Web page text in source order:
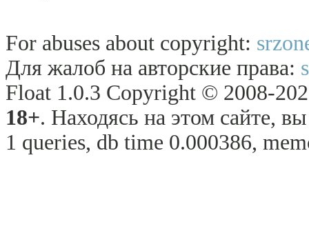
For abuses about copyright:
Для жалоб на авторские права:
Float 1.0.3 Copyright © 2008-
18+. Находясь на этом сайте,
1 queries, db time 0.000386,